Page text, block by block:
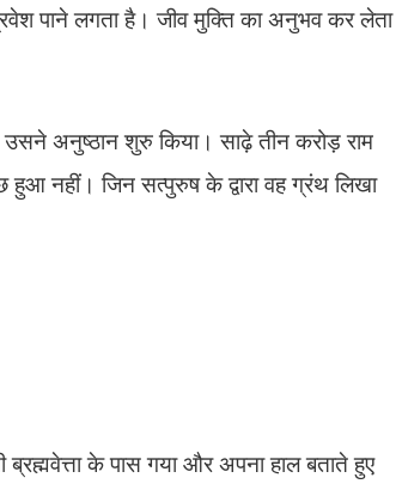
पाने लगता है। जीव मुक्ति का अनुभव कर लेता
उसने अनुष्ठान शुरु किया। साढ़े तीन करोड़ राम
नहीं। जिन सत्पुरुष के द्वारा वह ग्रंथ लिखा
के पास गया और अपना हाल बताते हुए